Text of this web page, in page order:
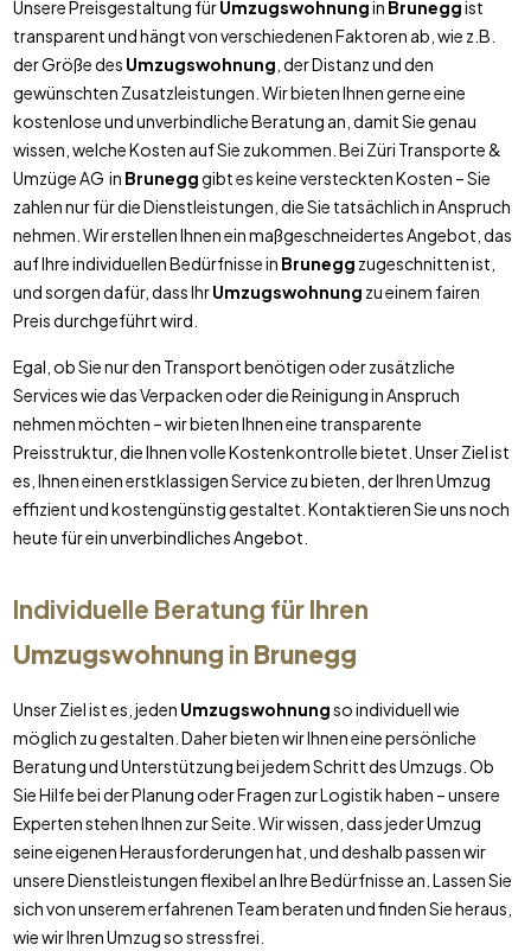
Unsere Preisgestaltung fürUmzugswohnungin Bruneggist
transparent und hängt von verschiedenen Faktoren ab, wie z.B.
der Größe des Umzugswohnung , der Distanz und den
gewünschten Zusatzleistungen. Wir bieten Ihnen gerne eine
kostenlose und unverbindliche Beratung an, damit Sie genau
wissen, welche Kosten auf Sie zukommen. Bei Züri Transporte &
Umzüge AG in Brunegggibt es keine versteckten Kosten – Sie
zahlen nur für die Dienstleistungen, die Sie tatsächlich in Anspruch
nehmen. Wir erstellen Ihnen ein maßgeschneidertes Angebot, das
auf Ihre individuellen Bedürfnisse in Brunegg zugeschnitten ist,
und sorgen dafür, dass IhrUmzugswohnung zu einem fairen
Preis durchgeführt wird.
Egal, ob Sie nur den Transport benötigen oder zusätzliche
Services wie das Verpacken oder die Reinigung in Anspruch
nehmen möchten – wir bieten Ihnen eine transparente
Preisstruktur, die Ihnen volle Kostenkontrolle bietet. Unser Ziel ist
es, Ihnen einen erstklassigen Service zu bieten, der Ihren Umzug
effizient und kostengünstig gestaltet. Kontaktieren Sie uns noch
heute für ein unverbindliches Angebot.
Individuelle Beratung für Ihren
Umzugswohnung in Brunegg
Unser Ziel ist es, jeden Umzugswohnungso individuell wie
möglich zu gestalten. Daher bieten wir Ihnen eine persönliche
Beratung und Unterstützung bei jedem Schritt des Umzugs. Ob
Sie Hilfe bei der Planung oder Fragen zur Logistik haben – unsere
Experten stehen Ihnen zur Seite. Wir wissen, dass jeder Umzug
seine eigenen Herausforderungen hat, und deshalb passen wir
unsere Dienstleistungen flexibel an Ihre Bedürfnisse an. Lassen Sie
sich von unserem erfahrenen Team beraten und finden Sie heraus,
wie wir Ihren Umzug so stressfrei.